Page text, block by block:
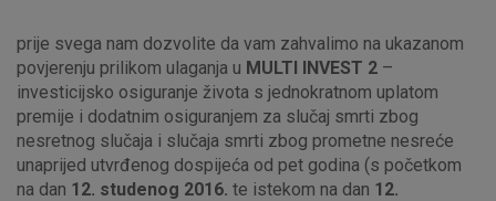
prije svega nam dozvolite da vam zahvalimo na ukazanom
povjerenju prilikom ulaganja u MULTI INVEST 2 –
investicijsko osiguranje života s jednokratnom uplatom
premije i dodatnim osiguranjem za slučaj smrti zbog
nesretnog slučaja i slučaja smrti zbog prometne nesreće
unaprijed utvrđenog dospijeća od pet godina (s početkom
na dan 12. studenog 2016. te istekom na dan 12.